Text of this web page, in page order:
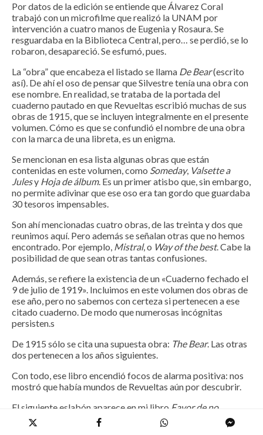
Por datos de la edición se entiende que Álvarez Coral
trabajó con un microfilme que realizó la UNAM por
intervención a cuatro manos de Eugenia y Rosaura. Se
resguardaba en la Biblioteca Central, pero… se perdió, se lo
robaron, desapareció. Se esfumó, pues.
La “obra” que encabeza el listado se llama De Bear(escrito
así). De ahí el oso de pensar que Silvestre tenía una obra con
ese nombre. En realidad, se trataba de la portada del
cuaderno pautado en que Revueltas escribió muchas de sus
obras de 1915, que se incluyen integralmente en el presente
volumen. Cómo es que se confundió el nombre de una obra
con la marca de una libreta, es un enigma.
Se mencionan en esa lista algunas obras que están
contenidas en este volumen, como Someday, Valsette a
Julesy Hoja de álbum. Es un primer atisbo que, sin embargo,
no permite adivinar que ese oso era tan gordo que guardaba
30 tesoros impensables.
Son ahí mencionadas cuatro obras, de las treinta y dos que
reunimos aquí. Pero además se señalan otras que no hemos
encontrado. Por ejemplo, Mistral, o Way of the best. Cabe la
posibilidad de que sean otras tantas confusiones.
Además, se refiere la existencia de un «Cuaderno fechado el
9 de julio de 1919». Incluimos en este volumen dos obras de
ese año, pero no sabemos con certeza si pertenecen a ese
citado cuaderno. De modo que numerosas incógnitas
persisten.s
De 1915 sólo se cita una supuesta obra: The Bear. Las otras
dos pertenecen a los años siguientes.
Con todo, ese libro encendió focos de alarma positiva: nos
mostró que había mundos de Revueltas aún por descubrir.
El siguiente eslabón aparece en mi libro Favor de no
disparar sobre el pianista
, un estudio dedicado a la vida y
obra de Revueltas. Hay en él numerosas reflexiones sobre